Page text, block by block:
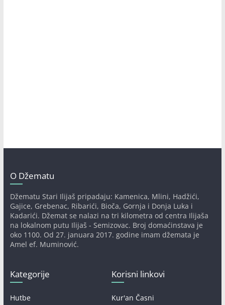
O Džematu
Džematu Stari Ilijaš pripadaju: Kamenica, Mlini, Hadžići,
Gajice, Grebenac, Ribarići, Bioča, Gornja i Donja Luka i
Kadarići. Džemat se nalazi na tri kilometra od centra Ilijaša
na lokalnom putu Ilijaš - Semizovac. Broj domaćinstava je
oko 1100. Od 27. januara 2017. godine imam džemata je
Amel ef. Muminović.
Kategorije
Hutbe
Korisni linkovi
Kur'an Časni